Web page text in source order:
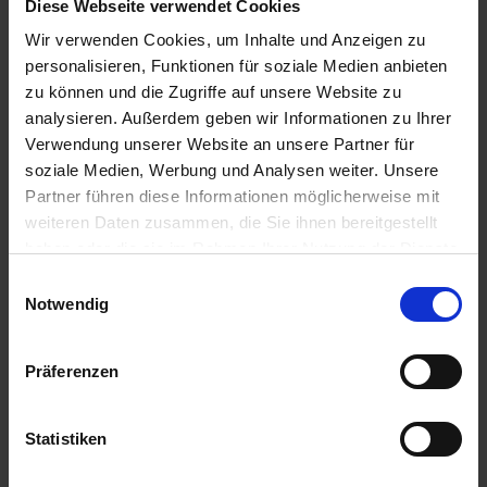
Diese Webseite verwendet Cookies
Wir verwenden Cookies, um Inhalte und Anzeigen zu
personalisieren, Funktionen für soziale Medien anbieten
zu können und die Zugriffe auf unsere Website zu
analysieren. Außerdem geben wir Informationen zu Ihrer
Verwendung unserer Website an unsere Partner für
soziale Medien, Werbung und Analysen weiter. Unsere
Partner führen diese Informationen möglicherweise mit
weiteren Daten zusammen, die Sie ihnen bereitgestellt
Notwendig
Präferenzen
Statistiken
8,88 € / St
IN DEN
WARENKORB
36,56 € / St
IN DEN
WARENKORB
Anmelden für Ihren persönlichen Preis
11,64 € / St
Auf Lager